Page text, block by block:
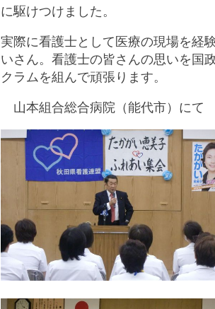
に駆けつけました。
実際に看護士として医療の現場を経
いさん。看護士の皆さんの思いを国
クラムを組んで頑張ります。
山本組合総合病院（能代市）にて